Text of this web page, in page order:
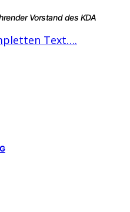
Vorstand des KDA
Text….